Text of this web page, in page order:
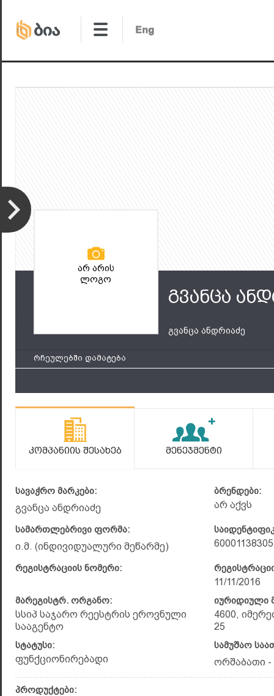
არ არის
ლოგო
გვანცა
გვანცა ანდრიაძე
რჩეულებში დამატება
Კომპანიის Შესახებ Მენეჯმენტი
სავაჭრო მარკები:
გვანცა ანდრიაძე
ბრენდები:
არ აქვს
სამართლებრივი ფორმა:
ი.მ. (ინდივიდუალური მეწარმე) 60001138305
რეგისტრაციის ნომერი:
11/11/2016
მარეგისტრ. ორგანო:
სსიპ საჯარო რეესტრის ეროვნული
სააგენტო
იურიდიული
4600,
25
სტატუსი:
ფუნქციონირებადი
სამუშაო
ორშაბათი -
პროდუქტები: